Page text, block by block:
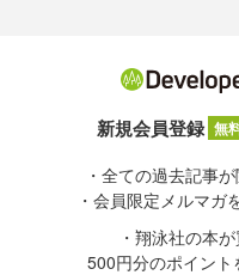
新規会員登録 無
・全ての過去記事
・会員限定メルマガ
・翔泳社の本が
500円分のポイント